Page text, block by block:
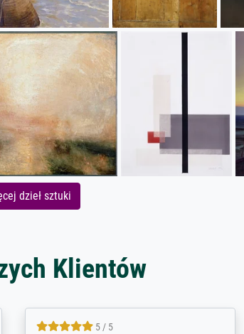
dzieł sztuki
Klientów
4.8 / 5